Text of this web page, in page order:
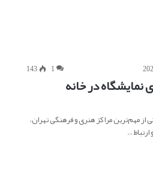
1
143
نمایشگاه در خانه
از مهم‌ترین مراکز هنری و فرهنگی تهران،